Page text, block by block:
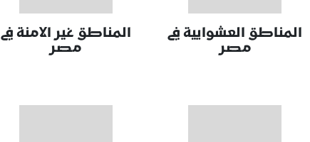
المناطق العشوايية في
مصر
المناطق غير الامنة في
مصر